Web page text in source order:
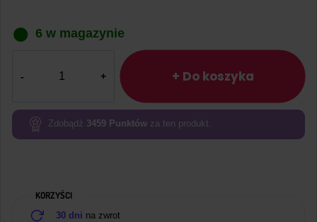
6 w magazynie
serwisu
PCB
+ Do koszyka
Zdobądź 3459 Punktów za ten produkt.
KORZYŚCI
30 dni na zwrot